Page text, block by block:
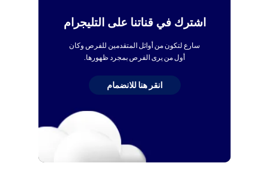
اشترك في قناتنا على التليجرام
سارع لتكون من أوائل المتقدمين للفرص وكان
أول من يرى الفرص بمجرد ظهورها.
انقر هنا للانضمام